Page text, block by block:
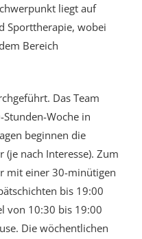
liegt auf
Sporttherapie, wobei
Bereich
Das Team
Woche in
beginnen die
nach Interesse). Zum
mit einer 30-minütigen
bis 19:00
von 10:30 bis 19:00
Die wöchentlichen